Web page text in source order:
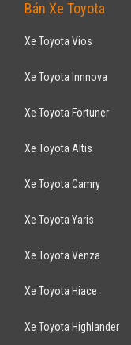
Bán Xe Toyota
Xe Toyota Vios
Xe Toyota Innnova
Xe Toyota Fortuner
Xe Toyota Altis
Xe Toyota Camry
Xe Toyota Yaris
Xe Toyota Venza
Xe Toyota Hiace
Xe Toyota Highlander